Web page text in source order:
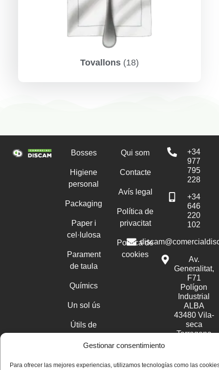
Gestionar consentimiento
Para ofrecer las mejores experiencias, utilizamos tecnologías como las
Tovallons (18)
Bosses
Higiene
personal
Packaging
Paper i
cel·lulosa
Parament
de taula
Químics
Un sol ús
Útils de
Qui som
Contacte
Avís legal
Política de
privacitat
Política de
cookies
+34
977
795
228
+34
646
220
102
Av.
Generalitat,
F71
Polígon
Industrial
ALBA
43480 Vila-
seca
Tarragona
Disseny web professional WordPress